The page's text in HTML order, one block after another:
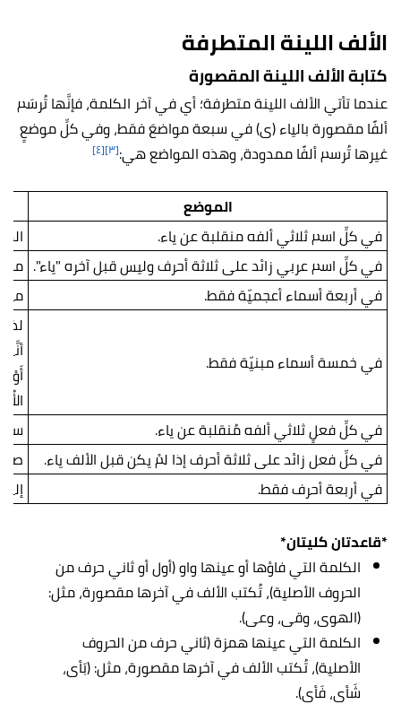
الألف اللينة المتطرفة
كتابة الألف اللينة المقصورة
عندما تأتي الألف اللينة متطرفة؛ أي في آخر الكلمة، فإنَّها تُرسَم
ألفًا مقصورة بالياء (ى) في سبعة مواضعَ فقط، وفي كلِّ موضعٍ
غيرها تُرسم ألفًا ممدودة، وهذه المواضع هي:[٣] [٤]
الموضع
في كلِّ اسم ثلاثي ألفه منقلبة عن ياء.
في كلِّ اسم عربي زائد على ثلاثة أحرف وليس قبل آخره "ياء".
في أربعة أسماء أعجميّة فقط.
في خمسة أسماء مبنيّة فقط.
في كلِّ فعلٍ ثلاثي ألفه مُنقلبة عن ياء.
في كلِّ فعل زائد على ثلاثة أحرف إذا لمْ يكن قبل الألف ياء.
في أربعة أحرف فقط.
*قاعدتان كليتان*
الكلمة التي فاؤها أو عينها واو (أول أو ثاني حرف من
الحروف الأصلية)، تُكتب الألف في آخرها مقصورة، مثل:
(الهوى، وقى، وعى).
الكلمة التي عينها همزة (ثاني حرف من الحروف
الأصلية)، تُكتب الألف في آخرها مقصورة، مثل: (بَأى،
شَأى، فَأى).